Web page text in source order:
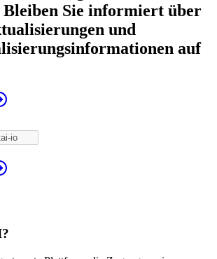
Bleiben Sie informiert über
und
auf